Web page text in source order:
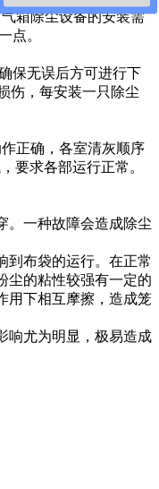
箱除尘设备的安装需
点。
保无误后方可进行下
伤，每安装一只除尘
正确，各室清灰顺序
要求各部运行正常。
。一种故障会造成除尘
到布袋的运行。在正常
尘的粘性较强有一定的
用下相互摩擦，造成笼
响尤为明显，极易造成